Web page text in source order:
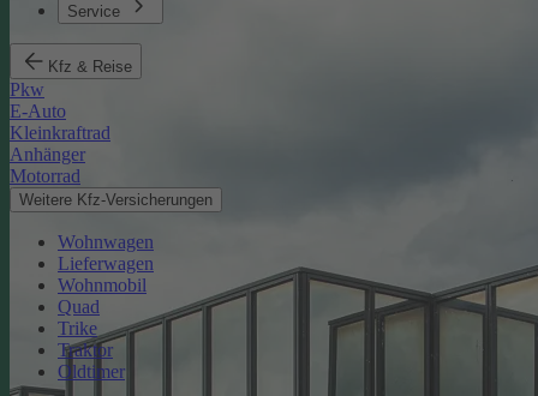
Service
Kfz & Reise
Pkw
E-Auto
Kleinkraftrad
Anhänger
Motorrad
Weitere Kfz-Versicherungen
Wohnwagen
Lieferwagen
Wohnmobil
Quad
Trike
Traktor
Oldtimer